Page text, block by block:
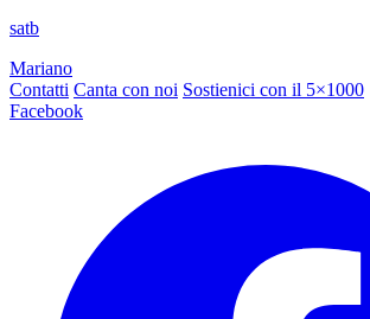
satb
Mariano
Contatti Canta con noi Sostienici con il 5×1000
Facebook